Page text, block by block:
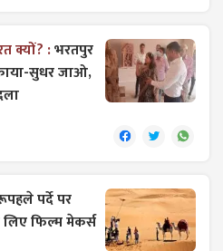
क्यों? :भरतपुर
सुधर जाओ,
पर्दे पर
फिल्म मेकर्स